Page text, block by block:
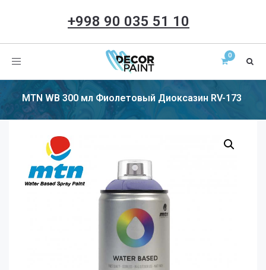
+998 90 035 51 10
Toggle
MTN WB 300 мл Фиолетовый Диоксазин RV-173